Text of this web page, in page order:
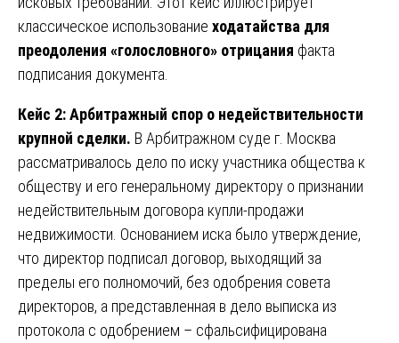
классическое использование ходатайства для
преодоления «голословного» отрицания факта
подписания документа.
Кейс 2: Арбитражный спор о недействительности
крупной сделки. В Арбитражном суде г. Москва
рассматривалось дело по иску участника общества к
обществу и его генеральному директору о признании
недействительным договора купли-продажи
недвижимости. Основанием иска было утверждение,
что директор подписал договор, выходящий за
пределы его полномочий, без одобрения совета
директоров, а представленная в дело выписка из
протокола с одобрением – сфальсифицирована